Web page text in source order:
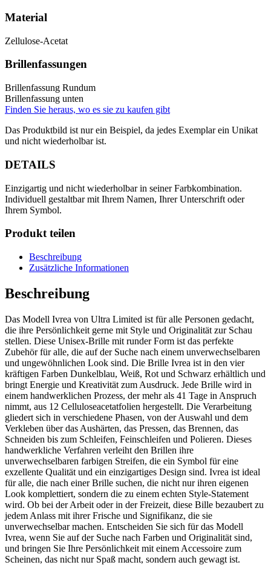
Material
Zellulose-Acetat
Brillenfassungen
Brillenfassung Rundum
Brillenfassung unten
Finden Sie heraus, wo es sie zu kaufen gibt
Das Produktbild ist nur ein Beispiel, da jedes Exemplar ein Unikat
und nicht wiederholbar ist.
DETAILS
Einzigartig und nicht wiederholbar in seiner Farbkombination.
Individuell gestaltbar mit Ihrem Namen, Ihrer Unterschrift oder
Ihrem Symbol.
Produkt teilen
Beschreibung
Zusätzliche Informationen
Beschreibung
Das Modell Ivrea von Ultra Limited ist für alle Personen gedacht,
die ihre Persönlichkeit gerne mit Style und Originalität zur Schau
stellen. Diese Unisex-Brille mit runder Form ist das perfekte
Zubehör für alle, die auf der Suche nach einem unverwechselbaren
und ungewöhnlichen Look sind. Die Brille Ivrea ist in den vier
kräftigen Farben Dunkelblau, Weiß, Rot und Schwarz erhältlich und
bringt Energie und Kreativität zum Ausdruck. Jede Brille wird in
einem handwerklichen Prozess, der mehr als 41 Tage in Anspruch
nimmt, aus 12 Celluloseacetatfolien hergestellt. Die Verarbeitung
gliedert sich in verschiedene Phasen, von der Auswahl und dem
Verkleben über das Aushärten, das Pressen, das Brennen, das
Schneiden bis zum Schleifen, Feinschleifen und Polieren. Dieses
handwerkliche Verfahren verleiht den Brillen ihre
unverwechselbaren farbigen Streifen, die ein Symbol für eine
exzellente Qualität und ein einzigartiges Design sind. Ivrea ist ideal
für alle, die nach einer Brille suchen, die nicht nur ihren eigenen
Look komplettiert, sondern die zu einem echten Style-Statement
wird. Ob bei der Arbeit oder in der Freizeit, diese Bille bezaubert zu
jedem Anlass mit ihrer Frische und Signifikanz, die sie
unverwechselbar machen. Entscheiden Sie sich für das Modell
Ivrea, wenn Sie auf der Suche nach Farben und Originalität sind,
und bringen Sie Ihre Persönlichkeit mit einem Accessoire zum
Scheinen, das nicht nur Spaß macht, sondern auch gewagt ist.